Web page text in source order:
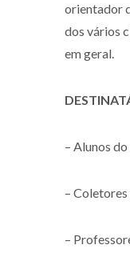
orientador
dos vários
em geral.
– Alunos
–
–